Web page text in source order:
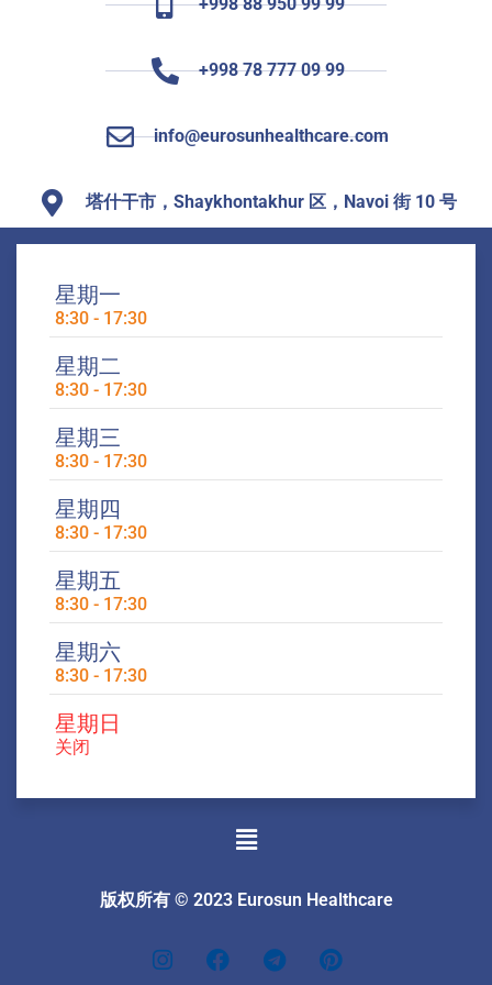
星期一
8:30 - 17:30
星期二
8:30 - 17:30
星期三
8:30 - 17:30
星期四
8:30 - 17:30
星期五
8:30 - 17:30
星期六
8:30 - 17:30
星期日
关闭
菜
单
版权所有 © 2023 Eurosun Healthcare
+998 78 777 09 99
info@eurosunhealthcare.com
塔什干市，Shaykhontakhur 区，Navoi 街 10 号